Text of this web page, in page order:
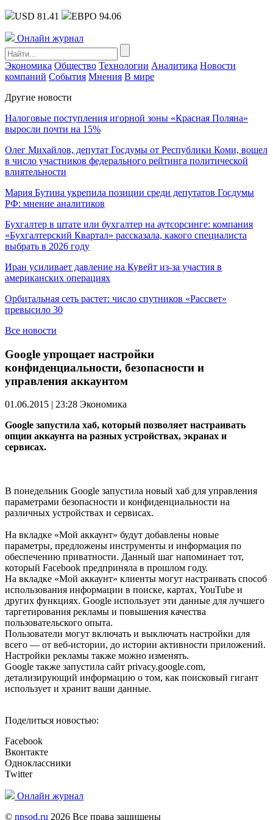
USD 81.41 ЕВРО 94.06
Онлайн журнал
Экономика Общество Технологии Аналитика Новости
компаний События Мнения В мире
Другие новости
Налоговые поступления игорной зоны «Красная Поляна»
выросли почти на 15%
Олег Михайлов, депутат Госдумы от Республики Коми, вошел
в число участников федерального рейтинга политической
влиятельности
Мария Бутина укрепила позиции среди депутатов Госдумы
РФ: мнение аналитиков
Бухгалтер в штате или бухгалтер на аутсорсинге: компания
«Бухгалтерский Квартал» рассказала, какого специалиста
выбрать в 2026 году
Иран усиливает давление на Кувейт из-за участия в
американских операциях
Орбитальная сеть растет: число спутников «Рассвет»
превысило 30
Все новости
Google упрощает настройки
конфиденциальности, безопасности и
управления аккаунтом
01.06.2015 | 23:28 Экономика
Google запустила хаб, который позволяет настраивать
опции аккаунта на разных устройствах, экранах и
сервисах.
В понедельник Google запустила новый хаб для управления
параметрами безопасности и конфиденциальности на
различных устройствах и сервисах.
На вкладке «Мой аккаунт» будут добавлены новые
параметры, предложены инструменты и информация по
обеспечению приватности. Данный шаг напоминает тот,
который Facebook предприняла в прошлом году.
На вкладке «Мой аккаунт» клиенты могут настраивать способ
использования информации в поиске, картах, YouTube и
других функциях. Google использует эти данные для лучшего
таргетирования рекламы и повышения качества
пользовательского опыта.
Пользователи могут включать и выключать настройки для
всего — от веб-истории, до истории активности приложений.
Настройки рекламы также можно изменять.
Google также запустила сайт privacy.google.com,
детализирующий информацию о том, как поисковый гигант
использует и хранит ваши данные.
Поделиться новостью:
Facebook
Вконтакте
Одноклассники
Twitter
Онлайн журнал
© npsod.ru 2026 Все права защищены